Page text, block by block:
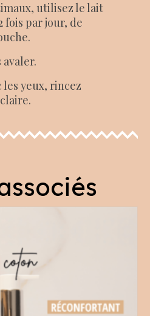
utilisez le lait
fois par jour, de
avaler.
les yeux, rincez